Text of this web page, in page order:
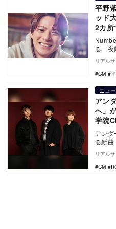
平野
ッド
2カ所
る一
きる
リアル
CM
ニュ
アン
へ」
学院
アン
る新
ント
2月
リアル
CM